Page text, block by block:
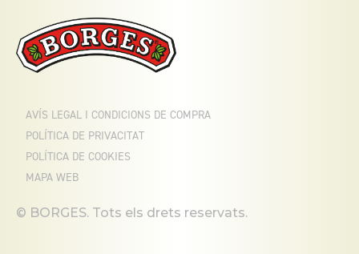
AVÍS LEGAL I CONDICIONS DE COMPRA
POLÍTICA DE PRIVACITAT
POLÍTICA DE COOKIES
MAPA WEB
© BORGES. Tots els drets reservats.